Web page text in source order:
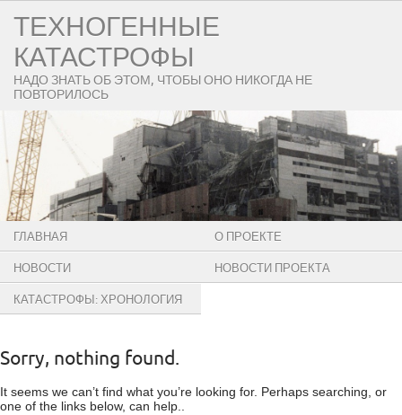
ТЕХНОГЕННЫЕ
КАТАСТРОФЫ
НАДО ЗНАТЬ ОБ ЭТОМ, ЧТОБЫ ОНО НИКОГДА НЕ
ПОВТОРИЛОСЬ
ГЛАВНАЯ О ПРОЕКТЕ
НОВОСТИ НОВОСТИ ПРОЕКТА
КАТАСТРОФЫ: ХРОНОЛОГИЯ
Sorry, nothing found.
It seems we can’t find what you’re looking for. Perhaps searching, or
one of the links below, can help..